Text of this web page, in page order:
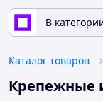
В
Каталог товаров
Крепежные